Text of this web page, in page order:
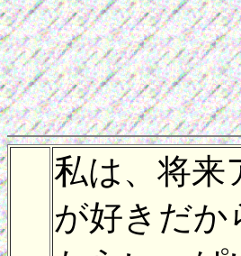
私は、将来
が好きだか